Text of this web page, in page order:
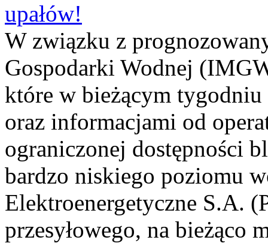
upałów!
W związku z
Gospodarki Wodnej
które w bieżącym tygodniu
oraz informacjami od
ograniczonej dostępności
bardzo niskiego poziomu
Elektroenergetyczne S.A.
przesyłowego, na bieżąco